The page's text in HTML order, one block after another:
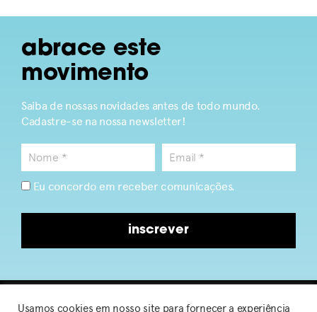
abrace este
movimento
Saiba de nossas novidades antes de todo mundo.
Cadastre-se na nossa newsletter!
Eu concordo em receber comunicações.
inscrever
Usamos cookies em nosso site para fornecer a experiência